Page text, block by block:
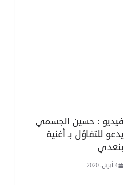
فيديو : حسين الجسمي
يدعو للتفاؤل بـ أغنية
بنعدي
4 أبريل، 2020